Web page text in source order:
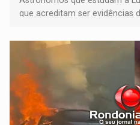
que acreditam ser evidências
órbita